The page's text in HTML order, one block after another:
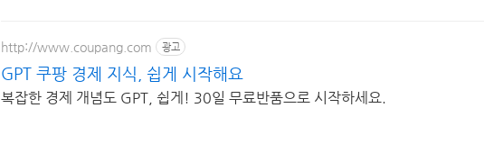
http://www.coupang.com 광고
GPT 쿠팡 경제 지식, 쉽게 시작해요
복잡한 경제 개념도 GPT, 쉽게! 30일 무료반품으로 시작하세요.